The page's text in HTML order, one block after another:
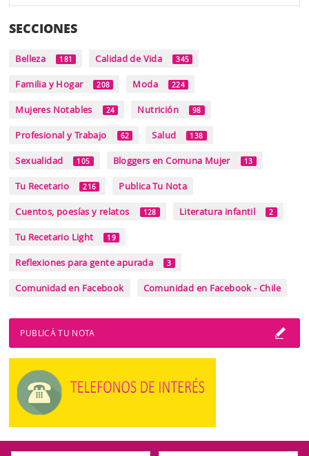
SECCIONES
Belleza 181 Calidad de Vida 345
Familia y Hogar 208 Moda 224
Mujeres Notables 24 Nutrición 98
Profesional y Trabajo 62 Salud 138
Sexualidad 105 Bloggers en Comuna Mujer 13
Tu Recetario 216 Publica Tu Nota
Cuentos, poesías y relatos 128 Literatura infantil 2
Tu Recetario Light 19
Reflexiones para gente apurada 3
Comunidad en Facebook Comunidad en Facebook - Chile
PUBLICÁ TU NOTA